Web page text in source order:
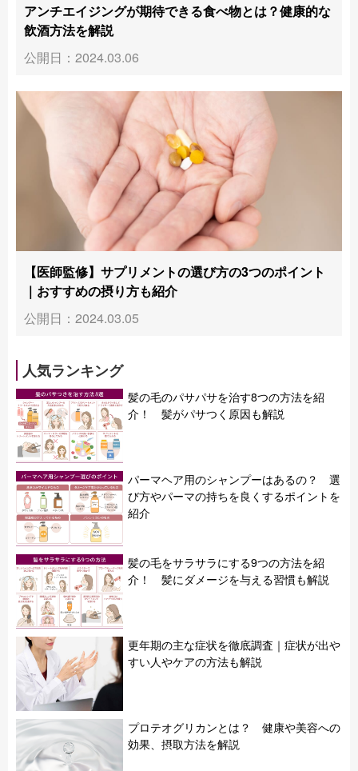
アンチエイジングが期待できる食べ物とは？健康的な
飲酒方法を解説
公開日：2024.03.06
【医師監修】サプリメントの選び方の3つのポイント
｜おすすめの摂り方も紹介
公開日：2024.03.05
人気ランキング
髪の毛のパサパサを治す8つの方法を紹
介！ 髪がパサつく原因も解説
パーマヘア用のシャンプーはあるの？ 選
び方やパーマの持ちを良くするポイントを
紹介
髪の毛をサラサラにする9つの方法を紹
介！ 髪にダメージを与える習慣も解説
更年期の主な症状を徹底調査｜症状が出や
すい人やケアの方法も解説
プロテオグリカンとは？ 健康や美容への
効果、摂取方法を解説